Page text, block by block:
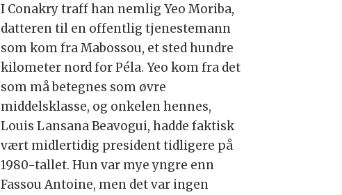
I Conakry traff han nemlig Yeo Moriba,
datteren til en offentlig tjenestemann
som kom fra Mabossou, et sted hundre
kilometer nord for Péla. Yeo kom fra det
som må betegnes som øvre
middelsklasse, og onkelen hennes,
Louis Lansana Beavogui, hadde faktisk
vært midlertidig president tidligere på
1980-tallet. Hun var mye yngre enn
Fassou Antoine, men det var ingen